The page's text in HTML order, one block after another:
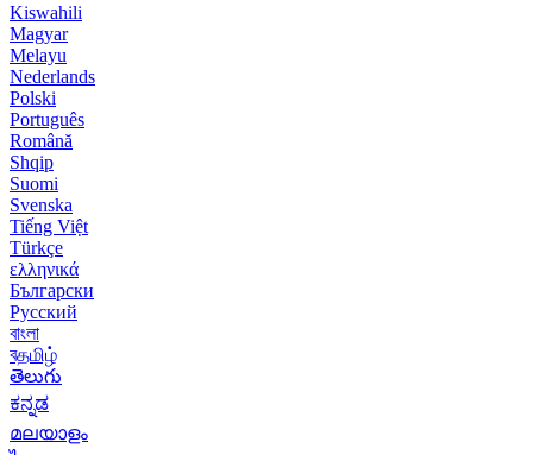
Kiswahili
Magyar
Melayu
Nederlands
Polski
Português
Română
Shqip
Suomi
Svenska
Tiếng Việt
Türkçe
ελληνικά
Български
Русский
বাংলা
বதமிழ்
తెలుగు
ಕನ್ನಡ
മലയാളം